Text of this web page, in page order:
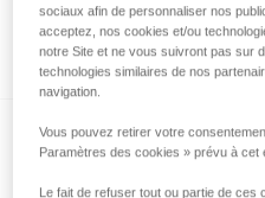
Quel harnais pour
sociaux afin de personnaliser nos
acceptez, nos cookies et/ou
notre Site et ne vous suivront pas sur
technologies similaires de nos
navigation.
Vous pouvez retirer votre
Paramètres des cookies » prévu à cet
Le fait de refuser tout ou partie de